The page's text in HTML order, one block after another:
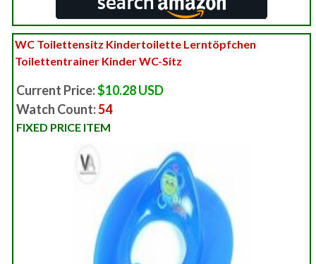
WC Toilettensitz Kindertoilette Lerntöpfchen
Toilettentrainer Kinder WC-Sitz
Current Price:$10.28 USD
Watch Count:54
FIXED PRICE ITEM